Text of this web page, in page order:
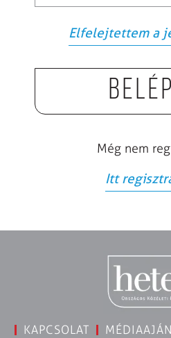
Elfelejtettem a
Még nem
Itt
KAPCSOLAT